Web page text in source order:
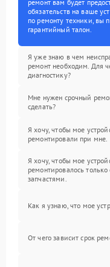
ремонт вам будет
обязательств на ваше
по ремонту техники, вы
гарантийный талон.
Я уже знаю в чем
ремонт необходим. Для
диагностику?
Мне нужен срочный
сделать?
Я хочу, чтобы мое
ремонтировали при мне.
Я хочу, чтобы мое
ремонтировалось
запчастями.
Как я узнаю, что мое
От чего зависит срок